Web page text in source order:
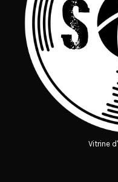
Vitrine